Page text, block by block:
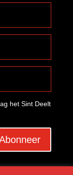
het Sint Deelt